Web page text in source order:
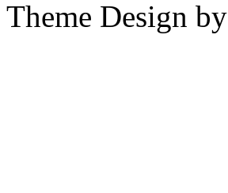
Theme Design by